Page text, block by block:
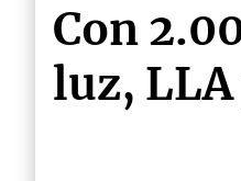
Con
luz,